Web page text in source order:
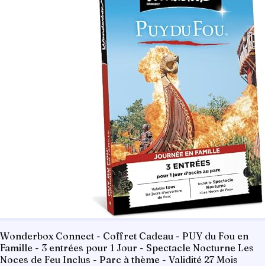
Wonderbox Connect - Coffret Cadeau - PUY du Fou en
Famille - 3 entrées pour 1 Jour - Spectacle Nocturne Les
Noces de Feu Inclus - Parc à thème - Validité 27 Mois